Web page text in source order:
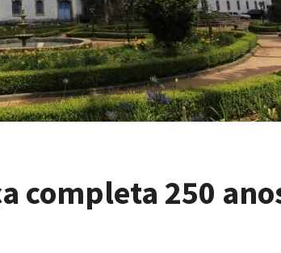
completa 250